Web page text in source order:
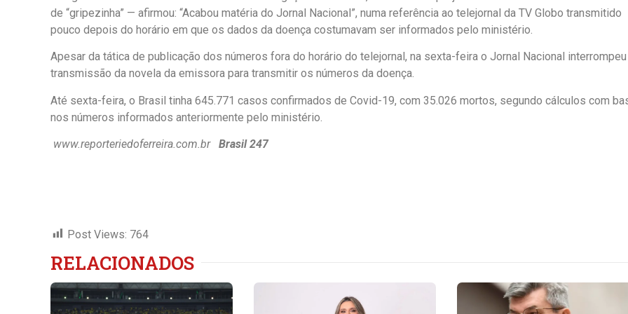
de “gripezinha” — afirmou: “Acabou matéria do Jornal Nacional”, numa referência ao telejornal da TV Globo transmitido
pouco depois do horário em que os dados da doença costumavam ser informados pelo ministério.
Apesar da tática de publicação dos números fora do horário do telejornal, na sexta-feira o Jornal Nacional interrompeu
transmissão da novela da emissora para transmitir os números da doença.
Até sexta-feira, o Brasil tinha 645.771 casos confirmados de Covid-19, com 35.026 mortos, segundo cálculos com
nos números informados anteriormente pelo ministério.
www.reporteriedoferreira.com.br Brasil 247
Post Views: 764
RELACIONADOS